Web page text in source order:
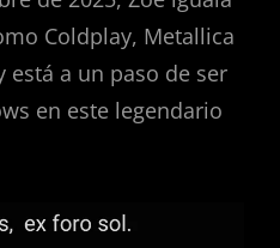
Coldplay, Metallica
está a un paso de ser
en este legendario